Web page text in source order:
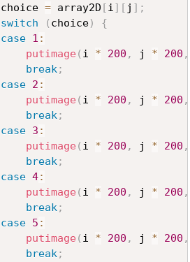
			choice
= array2D [i] [ j ] ;
switch
( choice)
{
case 1 :
putimage( i * 200 , j * 200 ,
break;
case 2 :
putimage( i * 200 , j * 200 ,
break;
case 3 :
putimage( i * 200 , j * 200 ,
break;
case 4:
putimage( i * 200 , j * 200 ,
break;
case 5 :
putimage( i * 200 , j * 200 ,
break;